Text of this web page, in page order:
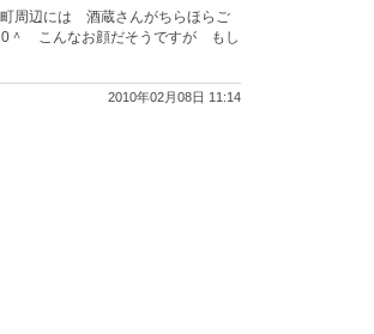
周辺には 酒蔵さんがちらほらご
＾ こんなお顔だそうですが もし
2010年02月08日 11:14